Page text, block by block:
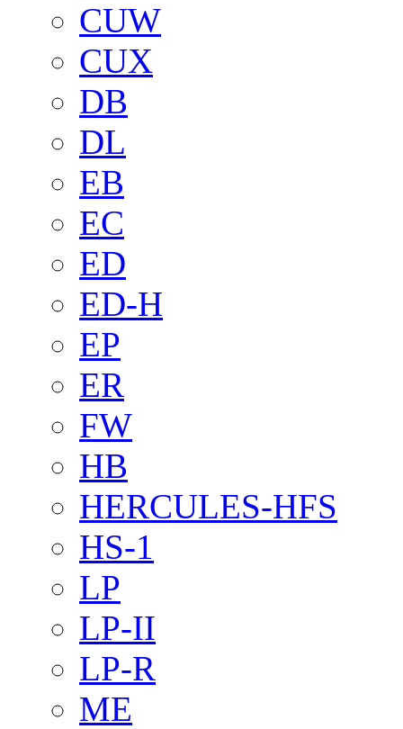
CUW
CUX
DB
DL
EB
EC
ED
ED-H
EP
ER
FW
HB
HERCULES-HFS
HS-1
LP
LP-II
LP-R
ME